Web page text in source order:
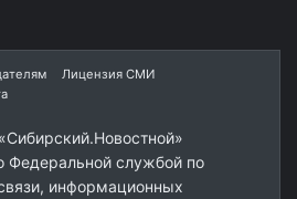
Лицензия СМИ
Федеральной службой по
информационных